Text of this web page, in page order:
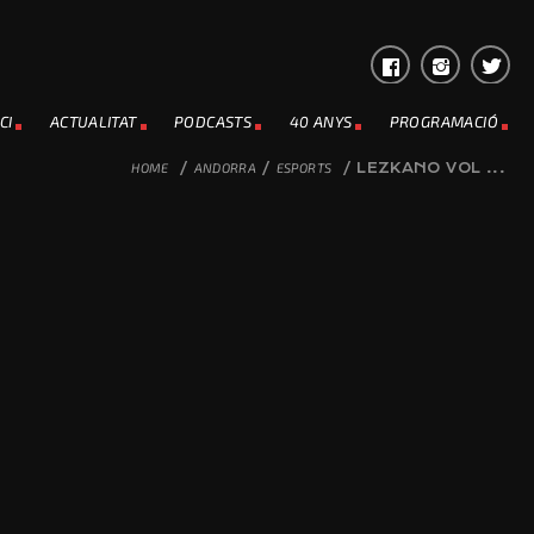
ACTUALITAT PODCASTS 40 ANYS PROGRAMACIÓ
HOME / ANDORRA / ESPORTS / LEZKANO VOL ...